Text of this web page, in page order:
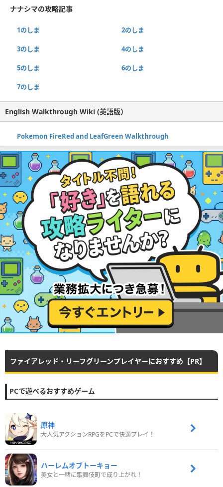
ナナシマの攻略記事
1のしま 2のしま
3のしま 4のしま
5のしま 6のしま
7のしま
English Walkthrough Wiki (英語版）
Pokemon FireRed and LeafGreen Walkthrough
ファイアレッド・リーフグリーンプレイヤーにおすすめ【PR】
PCで遊べるおすすめゲーム
原神
大人気アクションRPGをPCで快適プレイ！
ハーレムオブトーキョー
美女と一緒に歌舞伎町で成り上がれ！